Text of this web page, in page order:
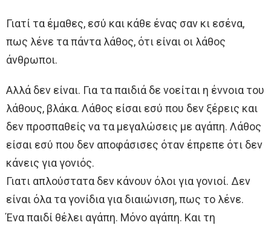
Γιατί τα έμαθες, εσύ και κάθε ένας σαν κι εσένα,
πως λένε τα πάντα λάθος, ότι είναι οι λάθος
άνθρωποι.
Αλλά δεν είναι. Για τα παιδιά δε νοείται η έννοια του
λάθους, βλάκα. Λάθος είσαι εσύ που δεν ξέρεις και
δεν προσπαθείς να τα μεγαλώσεις με αγάπη. Λάθος
είσαι εσύ που δεν αποφάσισες όταν έπρεπε ότι δεν
κάνεις για γονιός.
Γιατι απλούστατα δεν κάνουν όλοι για γονιοί. Δεν
είναι όλα τα γονίδια για διαιώνιση, πως το λένε.
Ένα παιδί θέλει αγάπη. Μόνο αγάπη. Και τη